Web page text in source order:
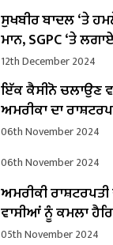
ਸੁਖਬੀਰ ਬਾਦਲ ‘ਤੇ
ਮਾਨ, SGPC ‘ਤੇ
12th December 2024
ਇੱਕ ਕੈਸੀਨੋ ਚਲਾਉਣ
ਅਮਰੀਕਾ ਦਾ
06th November 2024
06th November 2024
ਅਮਰੀਕੀ
ਵਾਸੀਆਂ ਨੂੰ ਕਮਲਾ
05th November 2024